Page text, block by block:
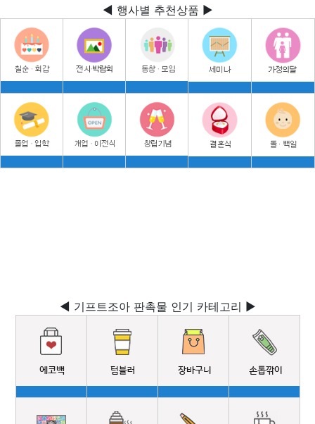
◀ 행사별 추천상품 ▶
◀ 기프트조아 판촉물 인기 카테고리 ▶